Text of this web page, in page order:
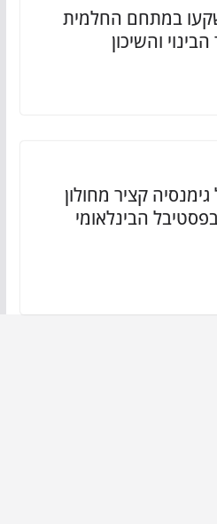
יושקעו במתחם החלמית
והשיכון
קציר מחולון
הבינלאומי